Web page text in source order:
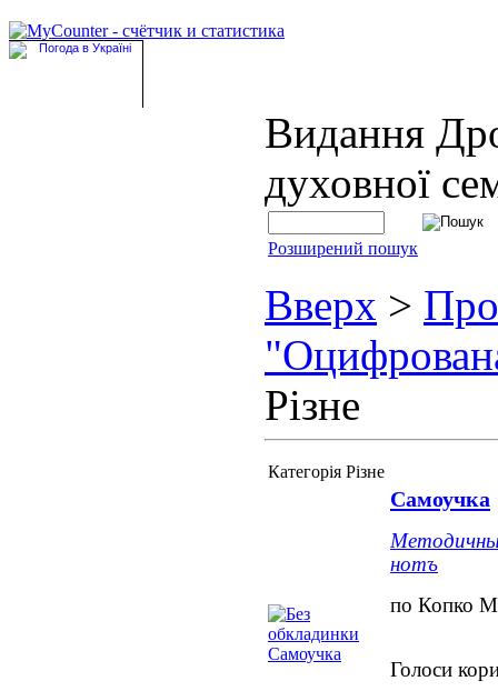
Видання
духовної
Розширений пошук
Вверх >
Різне
Категорія Різне
Самоучка
нотъ
по Копко
Голоси